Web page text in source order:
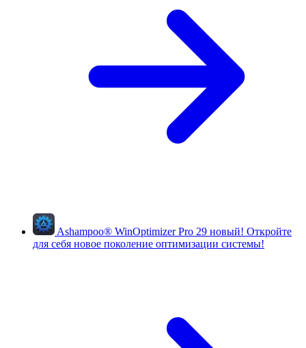
Ashampoo® WinOptimizer Pro 29 новый! Откройте
для себя новое поколение оптимизации системы!